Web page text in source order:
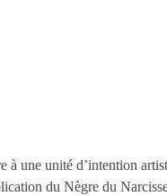
à une unité d’intention
du Nègre du